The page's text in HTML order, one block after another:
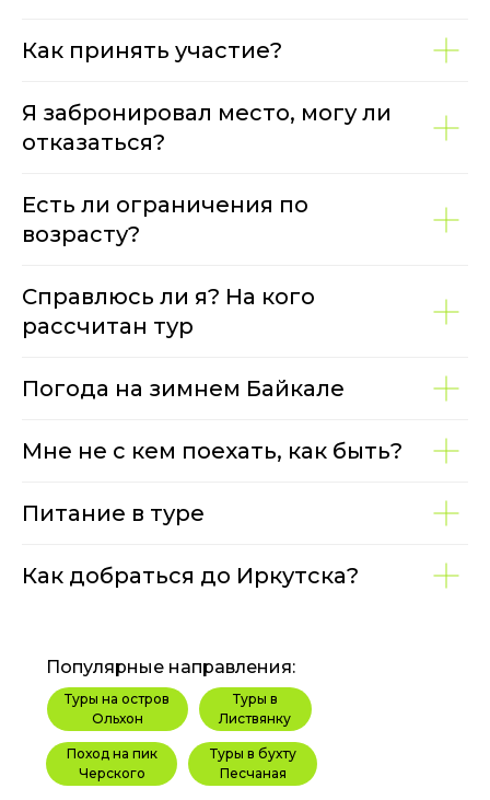
Как принять участие?
Я забронировал место, могу ли
отказаться?
Есть ли ограничения по
возрасту?
Справлюсь ли я? На кого
рассчитан тур
Погода на зимнем Байкале
Мне не с кем поехать, как быть?
Питание в туре
Как добраться до Иркутска?
Туры на остров
Ольхон
Туры в
Листвянку
Поход на пик
Черского
Туры в бухту
Песчаная
Популярные направления: